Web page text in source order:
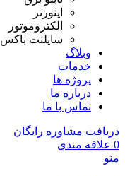
اینورتر
الکتروموتور
سایلنت باکس
وبلاگ
خدمات
پروژه ها
درباره ما
تماس با ما
دریافت مشاوره رایگان
0 علاقه مندی
منو